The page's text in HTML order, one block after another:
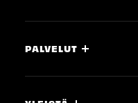
PALVELUT